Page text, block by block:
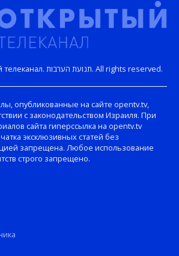
Copyright © Открытый телеканал. תנועת הערבות. All rights reserved.
опубликованные на сайте opentv.tv,
с законодательством Израиля. При
сайта гиперссылка на opentv.tv
эксклюзивных статей без
запрещена. Любое использование
строго запрещено.